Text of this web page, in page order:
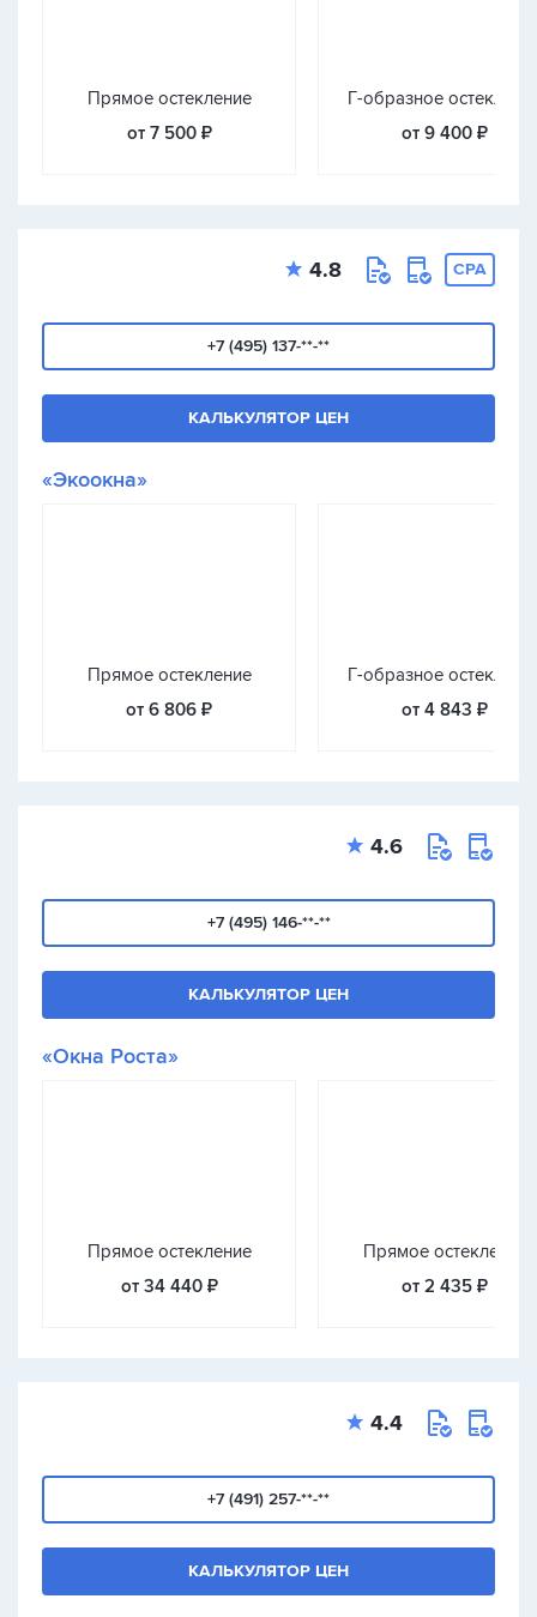
Прямое остекление
от 7 500 ₽
Г-образное
от 9 400 ₽
4.8 CPA
+7 (495) 137-**-**
КАЛЬКУЛЯТОР ЦЕН
«Экоокна»
Прямое остекление
от 6 806 ₽
Г-образное
от 4 843 ₽
4.6
+7 (495) 146-**-**
КАЛЬКУЛЯТОР ЦЕН
«Окна Роста»
Прямое остекление
от 34 440 ₽
Прямое остекление
от 2 435 ₽
4.4
+7 (491) 257-**-**
КАЛЬКУЛЯТОР ЦЕН